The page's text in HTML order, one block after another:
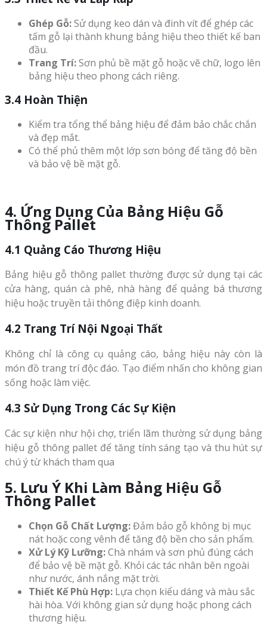
Ghép Gỗ:Sử dụng keo dán và đinh vít để ghép các
tấm gỗ lại thành khung bảng hiệu theo thiết kế ban
đầu.
Trang Trí:Sơn phủ bề mặt gỗ hoặc vẽ chữ, logo lên
bảng hiệu theo phong cách riêng.
3.4 Hoàn Thiện
Kiểm tra tổng thể bảng hiệu để đảm bảo chắc chắn
và đẹp mắt.
Có thể phủ thêm một lớp sơn bóng để tăng độ bền
và bảo vệ bề mặt gỗ.
4. Ứng Dụng Của Bảng Hiệu Gỗ
Thông Pallet
4.1 Quảng Cáo Thương Hiệu
Bảng hiệu gỗ thông pallet thường được sử dụng tại các
cửa hàng, quán cà phê, nhà hàng để quảng bá thương
hiệu hoặc truyền tải thông điệp kinh doanh.
4.2 Trang Trí Nội Ngoại Thất
Không chỉ là công cụ quảng cáo, bảng hiệu này còn là
món đồ trang trí độc đáo. Tạo điểm nhấn cho không gian
sống hoặc làm việc.
4.3 Sử Dụng Trong Các Sự Kiện
Các sự kiện như hội chợ, triển lãm thường sử dụng bảng
hiệu gỗ thông pallet để tăng tính sáng tạo và thu hút sự
chú ý từ khách tham qua
5. Lưu Ý Khi Làm Bảng Hiệu Gỗ
Thông Pallet
Chọn Gỗ Chất Lượng:Đảm bảo gỗ không bị mục
nát hoặc cong vênh để tăng độ bền cho sản phẩm.
Xử Lý Kỹ Lưỡng:Chà nhám và sơn phủ đúng cách
để bảo vệ bề mặt gỗ. Khỏi các tác nhân bên ngoài
như nước, ánh nắng mặt trời.
Thiết Kế Phù Hợp: Lựa chọn kiểu dáng và màu sắc
hài hòa. Với không gian sử dụng hoặc phong cách
thương hiệu.